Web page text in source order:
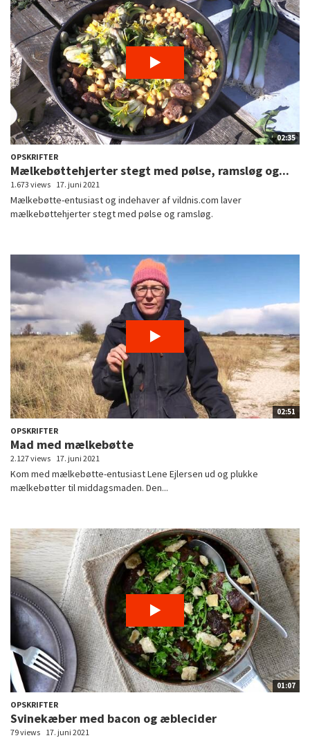
02:35
OPSKRIFTER
Mælkebøttehjerter stegt med pølse, ramsløg og...
1.673 views 17. juni 2021
Mælkebøtte-entusiast og indehaver af vildnis.com laver
mælkebøttehjerter stegt med pølse og ramsløg.
02:51
OPSKRIFTER
Mad med mælkebøtte
2.127 views 17. juni 2021
Kom med mælkebøtte-entusiast Lene Ejlersen ud og plukke
mælkebøtter til middagsmaden. Den...
01:07
OPSKRIFTER
Svinekæber med bacon og æblecider
79 views 17. juni 2021